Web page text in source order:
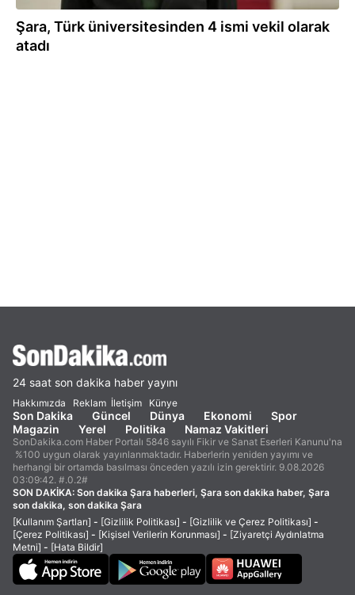
Şara, Türk üniversitesinden 4 ismi vekil olarak
atadı
24 saat son dakika haber yayını
Hakkımızda Reklam İletişim Künye
Son Dakika Güncel Dünya Ekonomi
Spor
Magazin
Yerel Politika Namaz Vakitleri
SonDakika.com Haber Portalı 5846 sayılı Fikir ve Sanat Eserleri Kanunu'na
%100 uygun olarak yayınlanmaktadır. Haberlerin yeniden yayımı ve
herhangi bir ortamda basılması önceden yazılı izin gerektirir. 9.08.2026
03:09:42. #.0.2#
SON DAKİKA: Son dakika Şara haberleri, Şara son dakika haber, Şara
son dakika, son dakika Şara
[Kullanım Şartları] - [Gizlilik Politikası] - [Gizlilik ve Çerez Politikası] -
[Çerez Politikası] - [Kişisel Verilerin Korunması] - [Ziyaretçi Aydınlatma
Metni] - [Hata Bildir]